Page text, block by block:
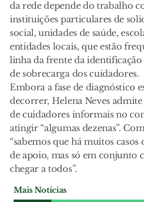
da rede depende do trabalho
instituições particulares de
social, unidades de saúde,
entidades locais, que estão
linha da frente da identificação
de sobrecarga dos cuidadores.
Embora a fase de diagnóstico
decorrer, Helena Neves
de cuidadores informais no
atingir “algumas dezenas”.
“sabemos que há muitos casos
de apoio, mas só em conjunto
chegar a todos”.
Mais Notícias